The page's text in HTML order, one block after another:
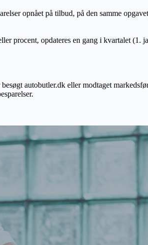
opnået på tilbud, på den samme
procent, opdateres en gang i kvartalet (1.
autobutler.dk eller modtaget